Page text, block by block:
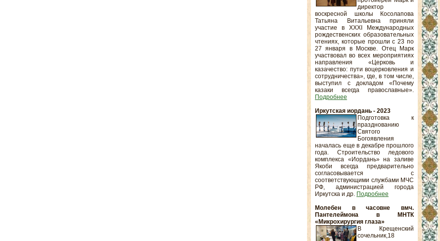
директор
воскресной школы Косолапова
Татьяна Витальевна приняли
участие в XXXI Международных
рождественских образовательных
чтениях, которые прошли с 23 по
27 января в Москве. Отец Марк
участвовал во всех мероприятиях
направления «Церковь и
казачество: пути воцерковления и
сотрудничества», где, в том числе,
выступил с докладом «Почему
казаки всегда православные».
Подробнее
Иркутская иордань - 2023
Подготовка к
празднованию
Святого
Богоявления
началась еще в декабре прошлого
года. Строительство ледового
комплекса «Иордань» на заливе
Якоби всегда предварительно
согласовывается с
соответствующими службами МЧС
РФ, администрацией города
Иркутска и др. Подробнее
Молебен в часовне вмч.
Пантелеймона в МНТК
«Микрохирургия глаза»
В Крещенский
сочельник,18